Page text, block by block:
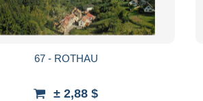
67 - ROTHAU
± 2,88 $